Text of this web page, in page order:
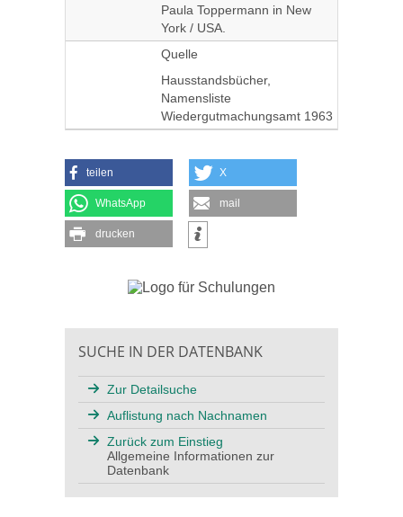
Paula Toppermann in New
York / USA.
Quelle
Hausstandsbücher,
Namensliste
Wiedergutmachungsamt 1963
teilen X
WhatsApp mail
drucken
SUCHE IN DER DATENBANK
Zur Detailsuche
Auflistung nach Nachnamen
Zurück zum Einstieg
Allgemeine Informationen zur
Datenbank